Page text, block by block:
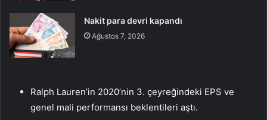
Nakit para devri kapandı
Ağustos 7, 2026
Ralph Lauren’in 2020’nin 3. çeyreğindeki EPS ve
genel mali performansı beklentileri aştı.